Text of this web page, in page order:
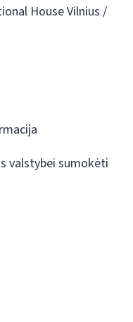
House Vilnius /
valstybei sumokėti